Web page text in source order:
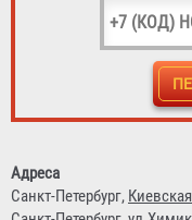
Стенд
Адреса
Санкт-Петербург,